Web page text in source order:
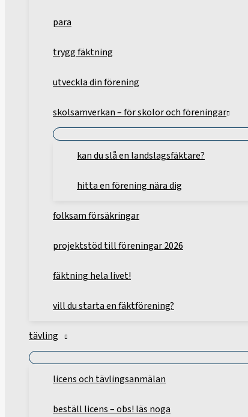
para
trygg fäktning
utveckla din förening
skolsamverkan – för skolor och föreningar
kan du slå en landslagsfäktare?
hitta en förening nära dig
folksam försäkringar
projektstöd till föreningar 2026
fäktning hela livet!
vill du starta en fäktförening?
tävling
licens och tävlingsanmälan
beställ licens – obs! läs noga